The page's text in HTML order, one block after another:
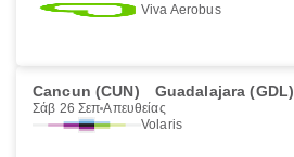
Viva Aerobus
Cancun (CUN) Guadalajara (GDL)
Σάβ 26 Σεπ Απευθείας
Volaris